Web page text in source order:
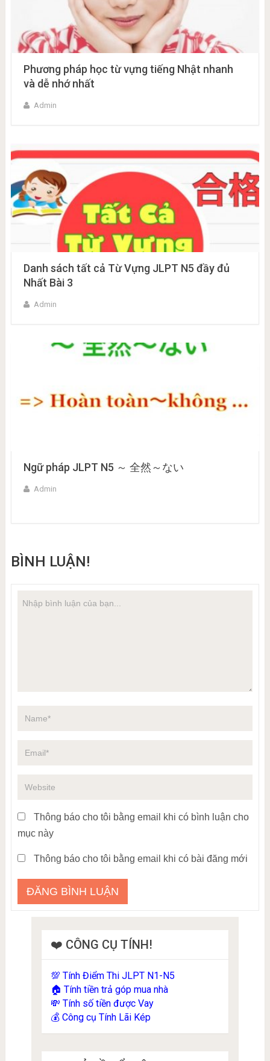
Phương pháp học từ vựng tiếng Nhật nhanh
và dễ nhớ nhất
Admin
Danh sách tất cả Từ Vựng JLPT N5 đầy đủ
Nhất Bài 3
Admin
Ngữ pháp JLPT N5 ～ 全然～ない
Admin
BÌNH LUẬN!
Thông báo cho tôi bằng email khi có bình luận cho
mục này
Thông báo cho tôi bằng email khi có bài đăng mới
❤️ CÔNG CỤ TÍNH!
💯 Tính Điểm Thi JLPT N1-N5
🏠 Tính tiền trả góp mua nhà
💸 Tính số tiền được Vay
💰 Công cụ Tính Lãi Kép